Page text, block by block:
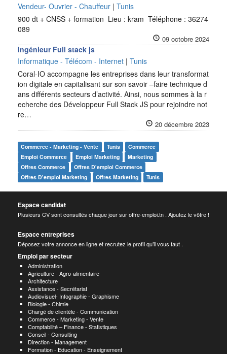
Vendeur- Ouvrier - Chauffeur | Tunis
900 dt + CNSS + formation Lieu : kram Téléphone : 36274
089
09 octobre 2024
Ingénieur Full stack js
Informatique - Télécom - Internet | Tunis
Coral-IO accompagne les entreprises dans leur transformat
ion digitale en capitalisant sur son savoir –faire technique d
ans différents secteurs d’activité. Ainsi, nous sommes à la r
echerche des Développeur Full Stack JS pour rejoindre not
re…
20 décembre 2023
Commerce - Marketing - Vente Tunis
Commerce
Emploi Commerce
Emploi Marketing
Marketing
Offres Commerce
Offres D'emploi Commerce
Offres D'emploi Marketing
Offres Marketing Tunis
Espace candidat
Plusieurs CV sont consultés chaque jour sur offre-emploi.tn . Ajoutez le vôtre !
Espace entreprises
Déposez votre annonce en ligne et recrutez le profil qu’il vous faut .
Emploi par secteur
Administration
Agriculture - Agro-alimentaire
Architecture
Assistance - Secrétariat
Audiovisuel- Infographie - Graphisme
Biologie - Chimie
Chargé de clientèle - Communication
Commerce - Marketing - Vente
Comptabilité – Finance - Statistiques
Conseil - Consulting
Direction - Management
Formation - Education - Enseignement